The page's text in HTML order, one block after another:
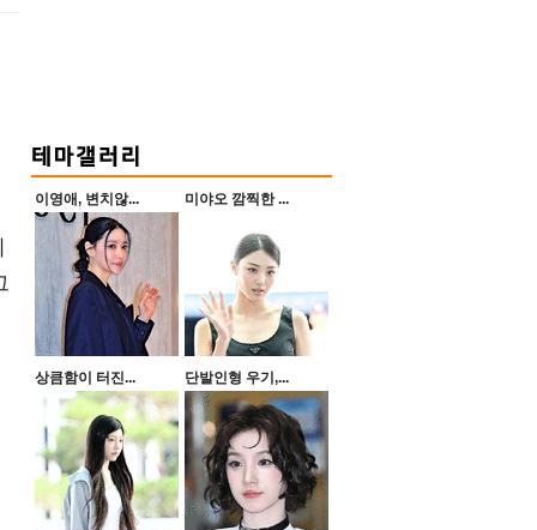
이영애, 변치않... 미야오 깜찍한 ...
상큼함이 터진... 단발인형 우기,...